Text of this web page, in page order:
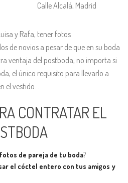
Calle Alcalá, Madrid
y Rafa, tener fotos
de novios a pesar de que en su boda
ventaja del postboda, no importa si
el único requisito para llevarlo a
el vestido…
CONTRATAR EL
fotos de pareja de tu boda?
el cóctel entero con tus amigos y